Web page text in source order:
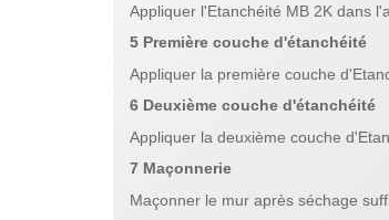
Appliquer l'Etanchéité MB 2K dans
5 Première couche d'étanchéité
Appliquer la première couche
6 Deuxième couche d'étanchéité
Appliquer la deuxième couche
7 Maçonnerie
Maçonner le mur après séchage